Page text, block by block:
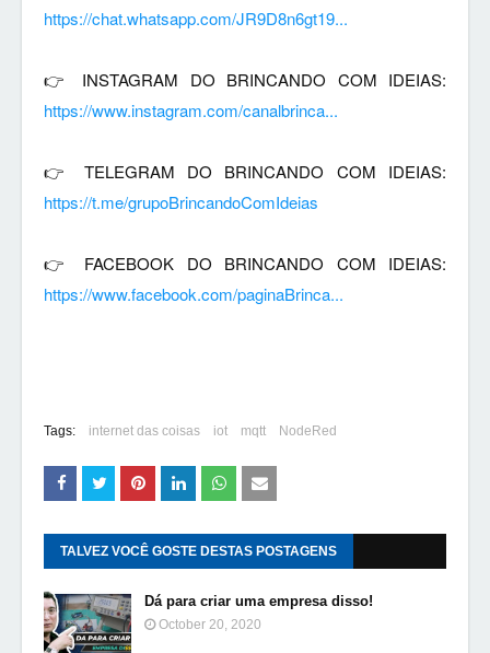
https://chat.whatsapp.com/JR9D8n6gt19...
👉 INSTAGRAM DO BRINCANDO COM IDEIAS:
https://www.instagram.com/canalbrinca...
👉 TELEGRAM DO BRINCANDO COM IDEIAS:
https://t.me/grupoBrincandoComIdeias
👉 FACEBOOK DO BRINCANDO COM IDEIAS:
https://www.facebook.com/paginaBrinca...
Tags: internet das coisas iot mqtt NodeRed
TALVEZ VOCÊ GOSTE DESTAS POSTAGENS
Dá para criar uma empresa disso!
October 20, 2020